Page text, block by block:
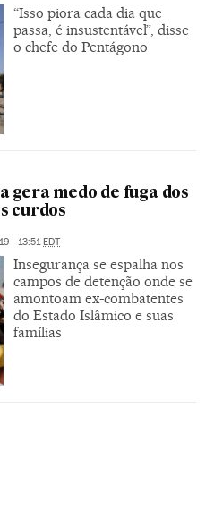
“Isso piora cada dia que
passa, é insustentável”, disse
o chefe do Pentágono
gera medo de fuga dos
curdos
- 13:51EDT
Insegurança se espalha nos
campos de detenção onde se
amontoam ex-combatentes
do Estado Islâmico e suas
famílias